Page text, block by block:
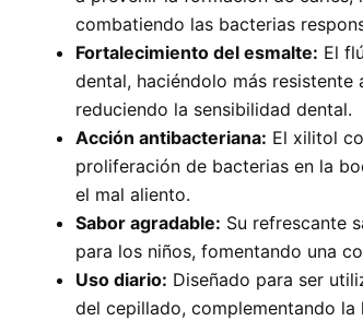
combatiendo las bacterias
Fortalecimiento del esmalte: El
dental, haciéndolo más resistente
reduciendo la sensibilidad dental.
Acción antibacteriana: El xilitol
proliferación de bacterias en la
el mal aliento.
Sabor agradable: Su refrescante
para los niños, fomentando una
Uso diario: Diseñado para ser
del cepillado, complementando